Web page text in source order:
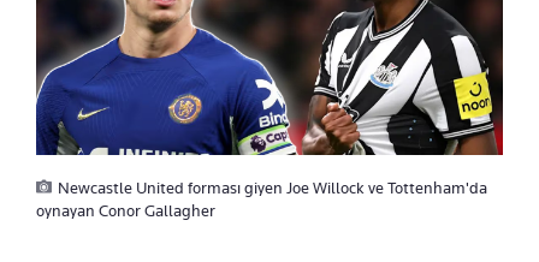
Newcastle United forması giyen Joe Willock ve Tottenham'da
oynayan Conor Gallagher